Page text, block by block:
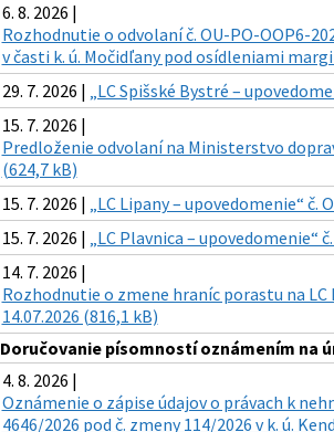
6. 8. 2026 |
Rozhodnutie o odvolaní č. OU-PO-OOP6-
v časti k. ú. Močidľany pod osídleniami
29. 7. 2026 | „LC Spišské Bystré –
15. 7. 2026 |
Predloženie odvolaní na Ministerstvo
(624,7 kB)
15. 7. 2026 | „LC Lipany – upovedomenie“ č.
15. 7. 2026 | „LC Plavnica – upovedomenie“
14. 7. 2026 |
Rozhodnutie o zmene hraníc porastu na LC
14.07.2026 (816,1 kB)
Doručovanie písomností oznámením na
4. 8. 2026 |
Oznámenie o zápise údajov o právach k
4646/2026 pod č. zmeny 114/2026 v k. ú.